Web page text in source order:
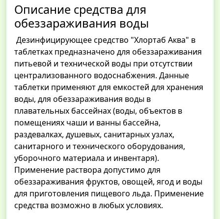
Описание средства для
обеззараживания воды
Дезинфицирующее средство "Хлортаб Аква" в
таблетках предназначено для обеззараживания
питьевой и технической воды при отсутствии
централизованного водоснабжения. Данные
таблетки применяют для емкостей для хранения
воды, для обеззараживания воды в
плавательных бассейнах (воды, объектов в
помещениях чаши и ванны бассейна,
раздевалках, душевых, санитарных узлах,
санитарного и технического оборудования,
уборочного материала и инвентаря).
Применение раствора допустимо для
обеззараживания фруктов, овощей, ягод и воды
для приготовления пищевого льда. Применение
средства возможно в любых условиях.